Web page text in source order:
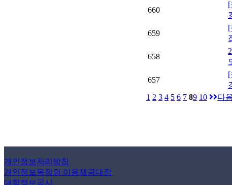
660
[
659
[
658
657
[
1 2 3 4 5 6 7 89 10 다
개인정보처리방침
개인정보목적외 이용제공대장
대학정보공시